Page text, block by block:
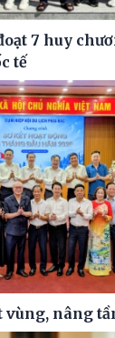
7 huy
tế
nâng